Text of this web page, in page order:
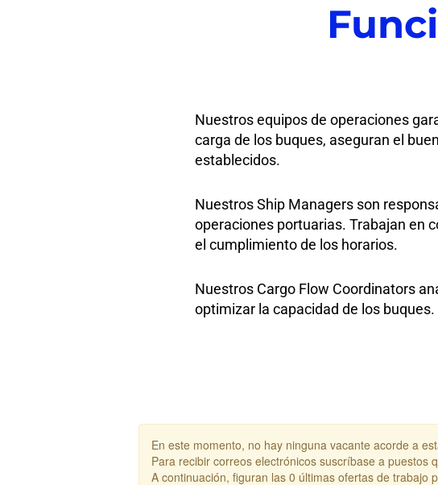
Nuestros equipos de operaciones
carga de los buques, aseguran el
establecidos.
Nuestros Ship Managers son
operaciones portuarias. Trabajan en
el cumplimiento de los horarios.
Nuestros Cargo Flow Coordinators
optimizar la capacidad de los buques.
En este momento, no hay ninguna vacante acorde a
Para recibir correos electrónicos suscríbase a puestos
A continuación, figuran las 0 últimas ofertas de trabajo